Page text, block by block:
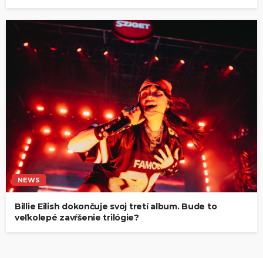
NEWS
Billie Eilish dokončuje svoj tretí album. Bude to
veľkolepé zavŕšenie trilógie?